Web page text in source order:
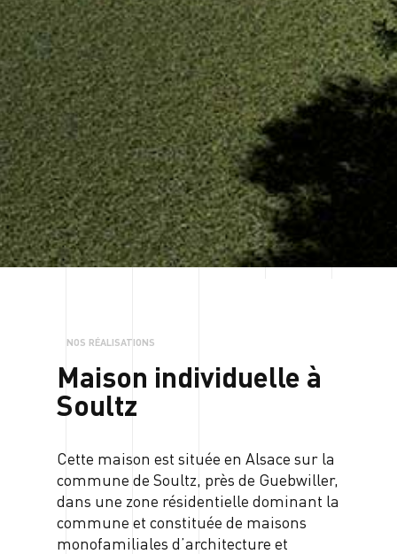
NOS RÉALISATIONS
Maison individuelle à
Soultz
Cette maison est située en Alsace sur la
commune de Soultz, près de Guebwiller,
dans une zone résidentielle dominant la
commune et constituée de maisons
monofamiliales d’architecture et